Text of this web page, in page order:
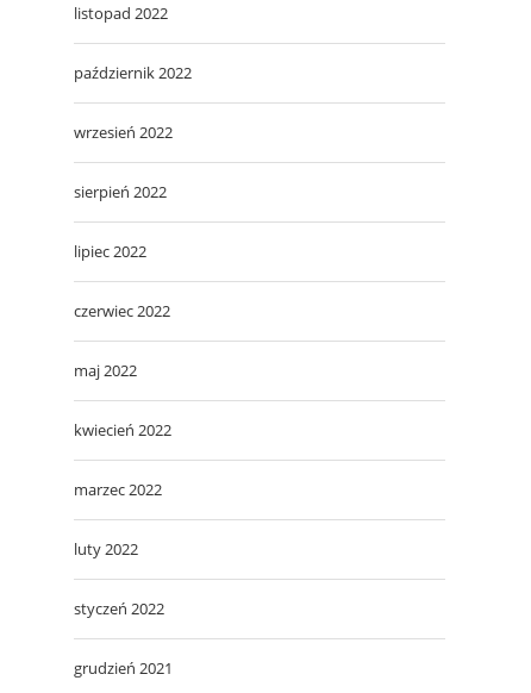
listopad 2022
październik 2022
wrzesień 2022
sierpień 2022
lipiec 2022
czerwiec 2022
maj 2022
kwiecień 2022
marzec 2022
luty 2022
styczeń 2022
grudzień 2021